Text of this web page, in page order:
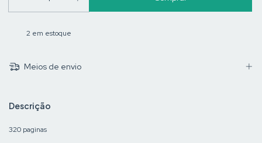
2 em estoque
Meios de envio
Descrição
320 paginas